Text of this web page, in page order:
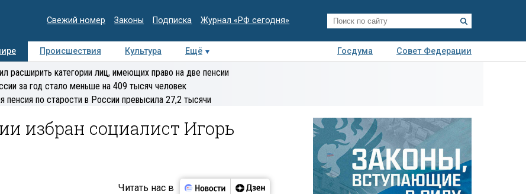
Свежий номер Законы Подписка Журнал «РФ сегодня»
Происшествия Культура Ещё Госдума
Совет Федерации
Медиацентр Интервью Колумнисты
Деловая
расширить категории лиц, имеющих право на две пенсии
за год стало меньше на 409 тысяч человек
пенсия по старости в России превысила 27,2 тысячи
избран социалист Игорь
Читать нас в